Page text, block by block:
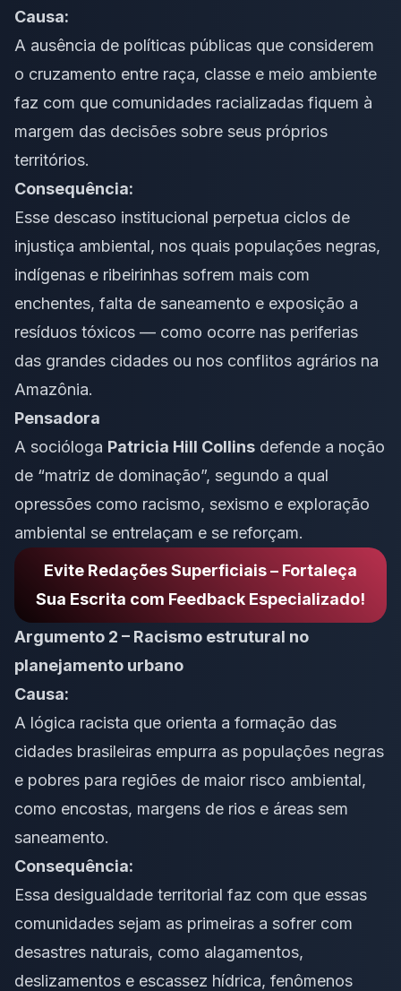
Causa:
A ausência de políticas públicas que considerem
o cruzamento entre raça, classe e meio ambiente
faz com que comunidades racializadas fiquem à
margem das decisões sobre seus próprios
territórios.
Consequência:
Esse descaso institucional perpetua ciclos de
injustiça ambiental, nos quais populações negras,
indígenas e ribeirinhas sofrem mais com
enchentes, falta de saneamento e exposição a
resíduos tóxicos — como ocorre nas periferias
das grandes cidades ou nos conflitos agrários na
Amazônia.
Pensadora
A socióloga Patricia Hill Collins defende a noção
de “matriz de dominação”, segundo a qual
opressões como racismo, sexismo e exploração
ambiental se entrelaçam e se reforçam.
Evite Redações Superficiais – Fortaleça
Sua Escrita com Feedback Especializado!
Argumento 2 – Racismo estrutural no
planejamento urbano
Causa:
A lógica racista que orienta a formação das
cidades brasileiras empurra as populações negras
e pobres para regiões de maior risco ambiental,
como encostas, margens de rios e áreas sem
saneamento.
Consequência:
Essa desigualdade territorial faz com que essas
comunidades sejam as primeiras a sofrer com
desastres naturais, como alagamentos,
deslizamentos e escassez hídrica, fenômenos